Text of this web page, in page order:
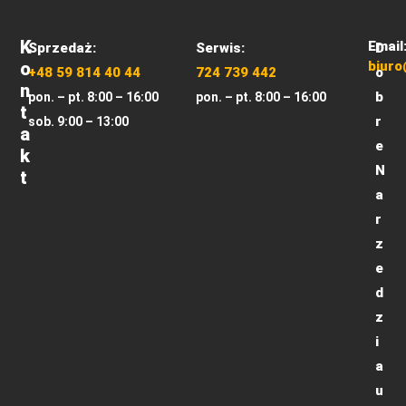
K
O
N
T
A
K
T
Sprzedaż:
+48 59 814 40 44
pon. – pt. 8:00 – 16:00
sob. 9:00 – 13:00
Serwis:
724 739 442
pon. – pt. 8:00 – 16:00
Email:
D
o
b
r
e
N
a
r
z
e
d
z
i
a
u